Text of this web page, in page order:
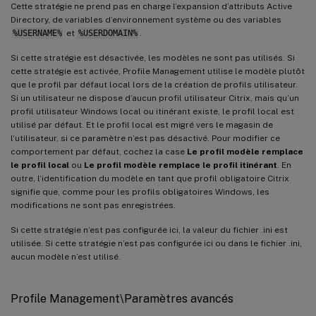
Cette stratégie ne prend pas en charge l’expansion d’attributs Active
Directory, de variables d’environnement système ou des variables
%USERNAME% et %USERDOMAIN%
Si cette stratégie est désactivée, les modèles ne sont pas utilisés. Si
cette stratégie est activée, Profile Management utilise le modèle plutôt
que le profil par défaut local lors de la création de profils utilisateur.
Si un utilisateur ne dispose d’aucun profil utilisateur Citrix, mais qu’un
profil utilisateur Windows local ou itinérant existe, le profil local est
utilisé par défaut. Et le profil local est migré vers le magasin de
l’utilisateur, si ce paramètre n’est pas désactivé. Pour modifier ce
comportement par défaut, cochez la case Le profil modèle remplace
le profil local ou Le profil modèle remplace le profil itinérant . En
outre, l’identification du modèle en tant que profil obligatoire Citrix
signifie que, comme pour les profils obligatoires Windows, les
modifications ne sont pas enregistrées.
Si cette stratégie n’est pas configurée ici, la valeur du fichier .ini est
utilisée. Si cette stratégie n’est pas configurée ici ou dans le fichier .ini,
aucun modèle n’est utilisé.
Profile Management\Paramètres avancés